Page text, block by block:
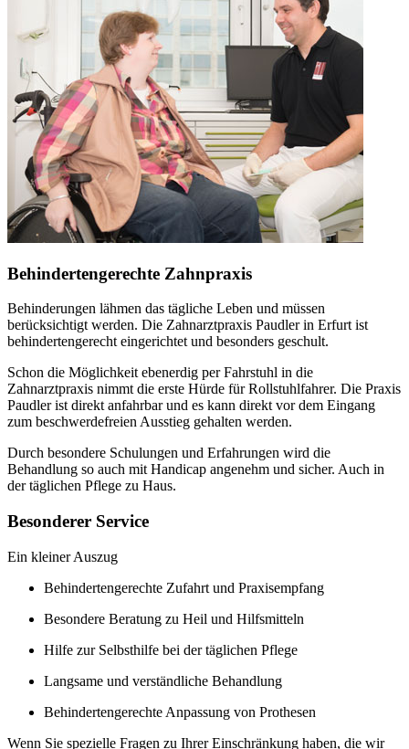
Behindertengerechte Zahnpraxis
Behinderungen lähmen das tägliche Leben und müssen
berücksichtigt werden. Die Zahnarztpraxis Paudler in Erfurt ist
behindertengerecht eingerichtet und besonders geschult.
Schon die Möglichkeit ebenerdig per Fahrstuhl in die
Zahnarztpraxis nimmt die erste Hürde für Rollstuhlfahrer. Die Praxis
Paudler ist direkt anfahrbar und es kann direkt vor dem Eingang
zum beschwerdefreien Ausstieg gehalten werden.
Durch besondere Schulungen und Erfahrungen wird die
Behandlung so auch mit Handicap angenehm und sicher. Auch in
der täglichen Pflege zu Haus.
Besonderer Service
Ein kleiner Auszug
Behindertengerechte Zufahrt und Praxisempfang
Besondere Beratung zu Heil und Hilfsmitteln
Hilfe zur Selbsthilfe bei der täglichen Pflege
Langsame und verständliche Behandlung
Behindertengerechte Anpassung von Prothesen
Wenn Sie spezielle Fragen zu Ihrer Einschränkung haben, die wir